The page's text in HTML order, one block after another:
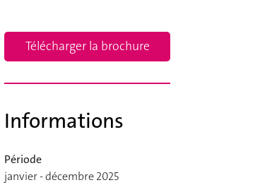
Télécharger la brochure
Informations
Période
janvier - décembre 2025